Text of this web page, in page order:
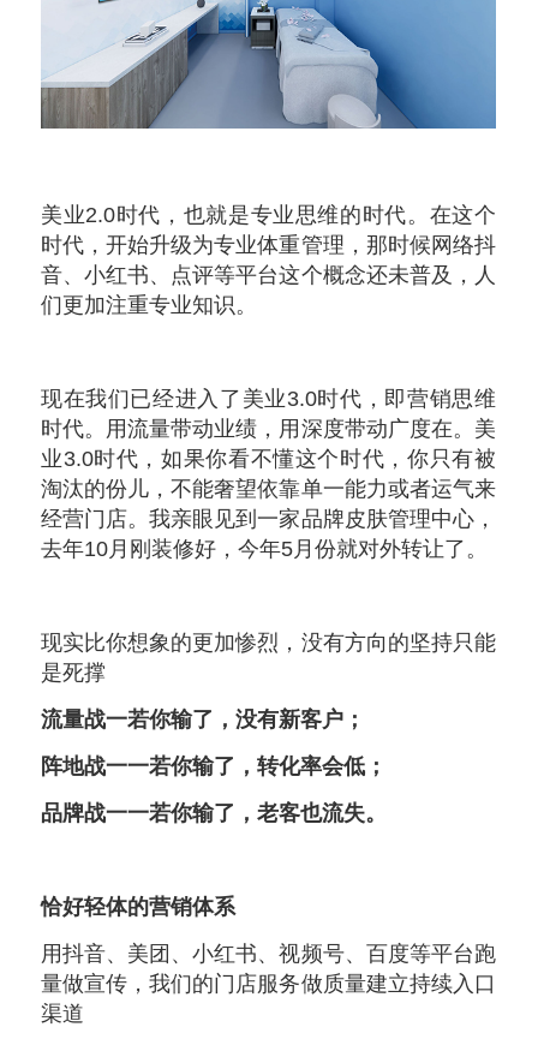
美业2.0时代，也就是专业思维的时代。在这个
时代，开始升级为专业体重管理，那时候网络抖
音、小红书、点评等平台这个概念还未普及，人
们更加注重专业知识。
现在我们已经进入了美业3.0时代，即营销思维
时代。用流量带动业绩，用深度带动广度在。美
业3.0时代，如果你看不懂这个时代，你只有被
淘汰的份儿，不能奢望依靠单一能力或者运气来
经营门店。我亲眼见到一家品牌皮肤管理中心，
去年10月刚装修好，今年5月份就对外转让了。
现实比你想象的更加惨烈，没有方向的坚持只能
是死撑
流量战一若你输了， 没有新客户；
阵地战一一若你输了，转化率会低；
品牌战一一若你输了，老客也流失。
恰好轻体的营销体系
用抖音、美团、小红书、视频号、百度等平台跑
量做宣传，我们的门店服务做质量建立持续入口
渠道